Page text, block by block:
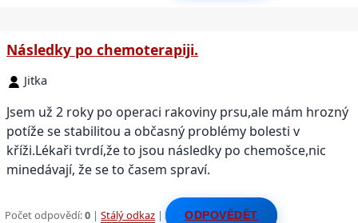
Následky po chemoterapiji.
Jitka
Jsem už 2 roky po operaci rakoviny prsu,ale mám hrozný
potíže se stabilitou a občasný problémy bolesti v
kříži.Lékaři tvrdí,že to jsou následky po chemošce,nic
minedávají, že se to časem spraví.
Počet odpovědí:0 |Stálý odkaz | ODPOVĚDĚT